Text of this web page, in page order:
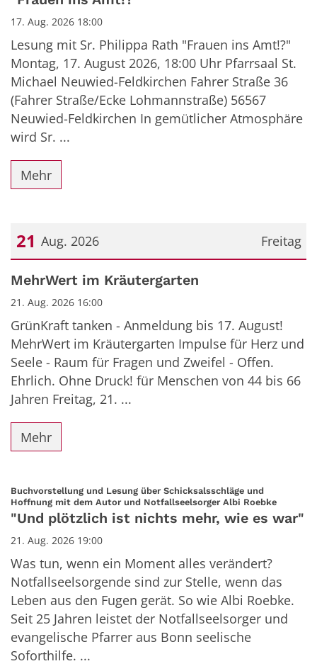
17. Aug. 2026 18:00
Lesung mit Sr. Philippa Rath "Frauen ins Amt!?"
Montag, 17. August 2026, 18:00 Uhr Pfarrsaal St.
Michael Neuwied-Feldkirchen Fahrer Straße 36
(Fahrer Straße/Ecke Lohmannstraße) 56567
Neuwied-Feldkirchen In gemütlicher Atmosphäre
wird Sr. ...
Mehr
Freitag
21 Aug. 2026
Datum: 21. August 2026
MehrWert im Kräutergarten
21. Aug. 2026 16:00
GrünKraft tanken - Anmeldung bis 17. August!
MehrWert im Kräutergarten Impulse für Herz und
Seele - Raum für Fragen und Zweifel - Offen.
Ehrlich. Ohne Druck! für Menschen von 44 bis 66
Jahren Freitag, 21. ...
Mehr
Buchvorstellung und Lesung über Schicksalsschläge und
Hoffnung mit dem Autor und Notfallseelsorger Albi Roebke:
"Und plötzlich ist nichts mehr, wie es war"
21. Aug. 2026 19:00
Was tun, wenn ein Moment alles verändert?
Notfallseelsorgende sind zur Stelle, wenn das
Leben aus den Fugen gerät. So wie Albi Roebke.
Seit 25 Jahren leistet der Notfallseelsorger und
evangelische Pfarrer aus Bonn seelische
Soforthilfe. ...